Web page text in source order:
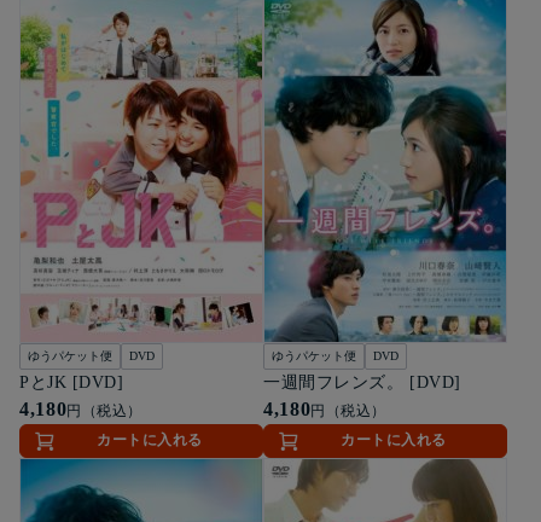
ゆうパケット便 DVD
PとJK [DVD]
4,180円（税込）
カートに入れる
ゆうパケット便 DVD
一週間フレンズ。 [DVD]
4,180円（税込）
カートに入れる